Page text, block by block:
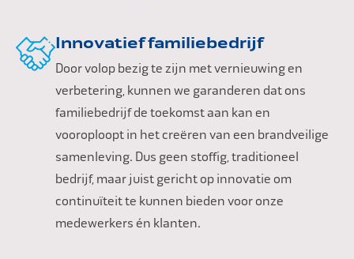
Innovatief familiebedrijf
Door volop bezig te zijn met vernieuwing en
verbetering, kunnen we garanderen dat ons
familiebedrijf de toekomst aan kan en
vooroploopt in het creëren van een brandveilige
samenleving. Dus geen stoffig, traditioneel
bedrijf, maar juist gericht op innovatie om
continuïteit te kunnen bieden voor onze
medewerkers én klanten.